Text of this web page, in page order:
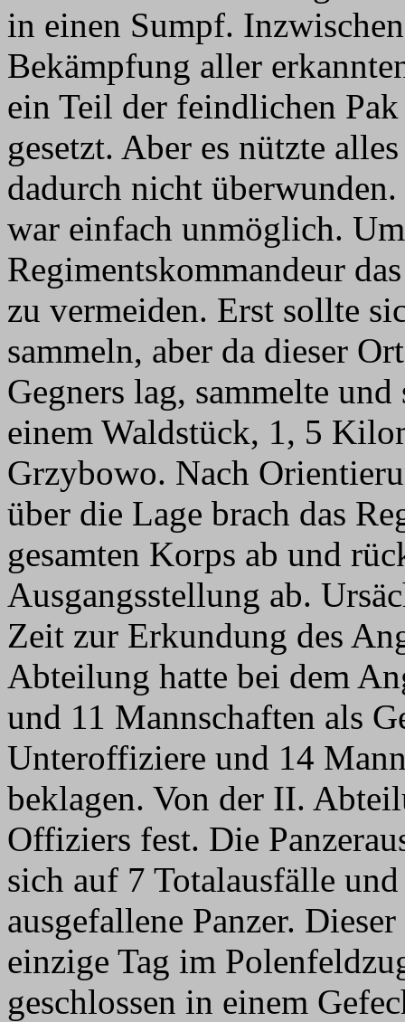
in einen Sumpf.
Bekämpfung aller
ein Teil der feindlichen
gesetzt. Aber es nützte
dadurch nicht
war einfach unmöglich.
Regimentskommandeur
zu vermeiden. Erst sollte
sammeln, aber da dieser
Gegners lag, sammelte
einem Waldstück, 1, 5
Grzybowo. Nach
über die Lage brach das
gesamten Korps ab und
Ausgangsstellung ab.
Zeit zur Erkundung des
Abteilung hatte bei dem
und 11 Mannschaften als
Unteroffiziere und 14
beklagen. Von der II.
Offiziers fest. Die
sich auf 7 Totalausfälle
ausgefallene Panzer.
einzige Tag im
geschlossen in einem